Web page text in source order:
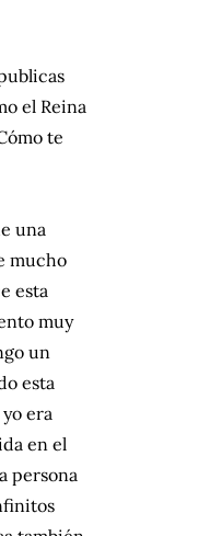
el Reina
te
una
mucho
esta
muy
un
esta
era
en el
persona